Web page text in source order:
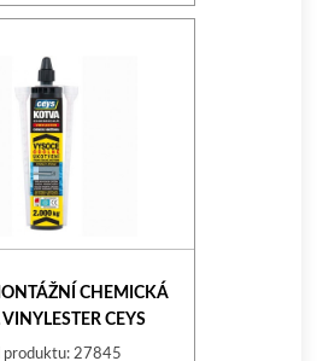
CHEMICKÁ
CEYS
produktu: 27845